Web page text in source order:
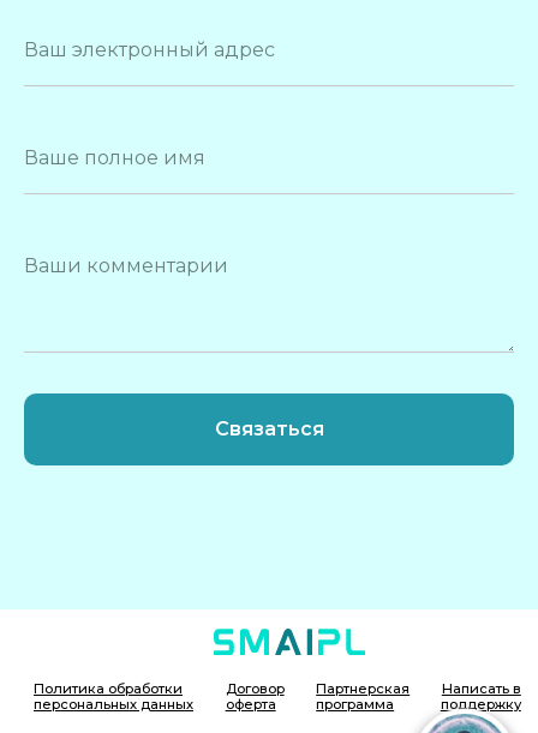
Ваш электронный адрес
Ваше полное имя
Ваши комментарии
Связаться